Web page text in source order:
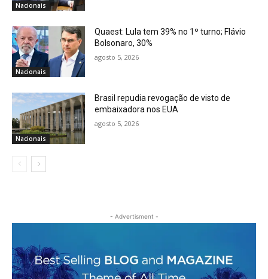
Nacionais
Nacionais
Quaest: Lula tem 39% no 1º turno; Flávio
Bolsonaro, 30%
agosto 5, 2026
Nacionais
Brasil repudia revogação de visto de
embaixadora nos EUA
agosto 5, 2026
- Advertisment -